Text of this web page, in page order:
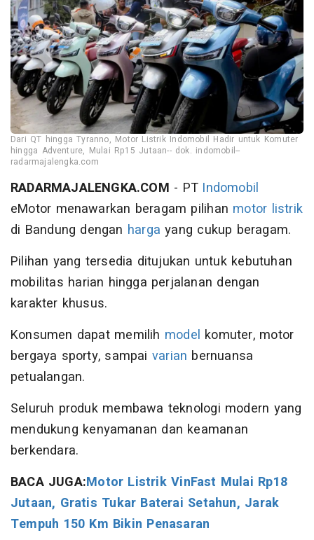
Dari QT hingga Tyranno, Motor Listrik Indomobil Hadir untuk Komuter
hingga Adventure, Mulai Rp15 Jutaan-- dok. indomobil--
radarmajalengka.com
RADARMAJALENGKA.COM - PT Indomobil
eMotor menawarkan beragam pilihan motor listrik
di Bandung dengan harga yang cukup beragam.
Pilihan yang tersedia ditujukan untuk kebutuhan
mobilitas harian hingga perjalanan dengan
karakter khusus.
Konsumen dapat memilih model komuter, motor
bergaya sporty, sampai varian bernuansa
petualangan.
Seluruh produk membawa teknologi modern yang
mendukung kenyamanan dan keamanan
berkendara.
BACA JUGA:Motor Listrik VinFast Mulai Rp18
Jutaan, Gratis Tukar Baterai Setahun, Jarak
Tempuh 150 Km Bikin Penasaran